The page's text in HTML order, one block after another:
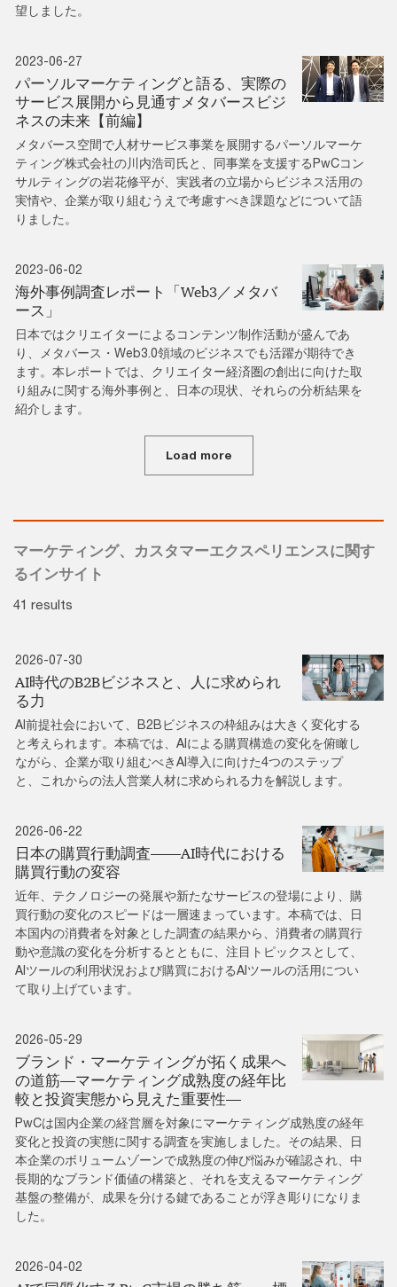
望しました。
2023-06-27
パーソルマーケティングと語る、実際の
サービス展開から見通すメタバースビジ
ネスの未来【前編】
メタバース空間で人材サービス事業を展開するパーソルマーケ
ティング株式会社の川内浩司氏と、同事業を支援するPwCコン
サルティングの岩花修平が、実践者の立場からビジネス活用の
実情や、企業が取り組むうえで考慮すべき課題などについて語
りました。
2023-06-02
海外事例調査レポート「Web3／メタバ
ース」
日本ではクリエイターによるコンテンツ制作活動が盛んであ
り、メタバース・Web3.0領域のビジネスでも活躍が期待でき
ます。本レポートでは、クリエイター経済圏の創出に向けた取
り組みに関する海外事例と、日本の現状、それらの分析結果を
紹介します。
Load more
マーケティング、カスタマーエクスペリエンスに関す
るインサイト
41 results
2026-07-30
AI時代のB2Bビジネスと、人に求められ
る力
AI前提社会において、B2Bビジネスの枠組みは大きく変化する
と考えられます。本稿では、AIによる購買構造の変化を俯瞰し
ながら、企業が取り組むべきAI導入に向けた4つのステップ
と、これからの法人営業人材に求められる力を解説します。
2026-06-22
日本の購買行動調査――AI時代における
購買行動の変容
近年、テクノロジーの発展や新たなサービスの登場により、購
買行動の変化のスピードは一層速まっています。本稿では、日
本国内の消費者を対象とした調査の結果から、消費者の購買行
動や意識の変化を分析するとともに、注目トピックスとして、
AIツールの利用状況および購買におけるAIツールの活用につい
て取り上げています。
2026-05-29
ブランド・マーケティングが拓く成果へ
の道筋―マーケティング成熟度の経年比
較と投資実態から見えた重要性―
PwCは国内企業の経営層を対象にマーケティング成熟度の経年
変化と投資の実態に関する調査を実施しました。その結果、日
本企業のボリュームゾーンで成熟度の伸び悩みが確認され、中
長期的なブランド価値の構築と、それを支えるマーケティング
基盤の整備が、成果を分ける鍵であることが浮き彫りになりま
した。
2026-04-02